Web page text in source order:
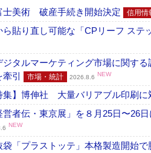
士美術 破産手続き開始決定 信用情
貼り直し可能な「CPリーフ ス
タルマーケティング市場に関す
引
市場・統計 2026.8.6 NEW
集】博伸社 大量バリアブル印刷
者伝・東京展」を８月25日〜26
NEW
「プラストッテ」本格製造開始